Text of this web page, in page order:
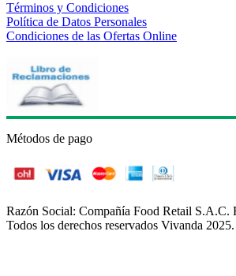
Términos y Condiciones
Política de Datos Personales
Condiciones de las Ofertas Online
Métodos de pago
Razón Social: Compañía Food Retail S.A.C.
Todos los derechos reservados Vivanda 2025.